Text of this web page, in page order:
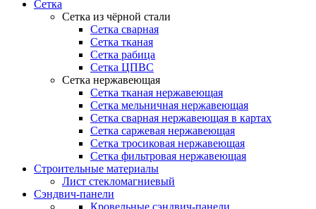
Сетка
Сетка из чёрной стали
Сетка сварная
Сетка тканая
Сетка рабица
Сетка ЦПВС
Сетка нержавеющая
Сетка тканая нержавеющая
Сетка мельничная нержавеющая
Сетка сварная нержавеющая в картах
Сетка саржевая нержавеющая
Сетка тросиковая нержавеющая
Сетка фильтровая нержавеющая
Строительные материалы
Лист стекломагниевый
Сэндвич-панели
Кровельные сэндвич-панели